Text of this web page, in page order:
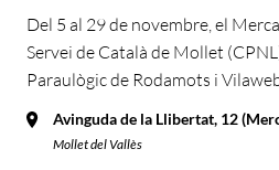
Del 5 al 29 de novembre, el
Servei de Català de Mollet
Paraulògic de Rodamots i
Avinguda de la Llibertat, 12
Mollet del Vallès